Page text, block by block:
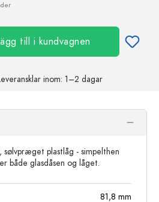
till i kundvagnen
inom: 1–2 dagar
sølvpræget plastlåg - simpelthen
både glasdåsen og låget.
81,8 mm